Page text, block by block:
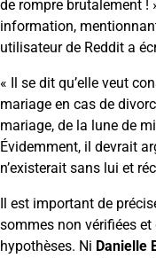
de rompre brutalement !
information,
utilisateur de Reddit a
« Il se dit qu’elle veut
mariage en cas de
mariage, de la lune de
Évidemment, il devrait
n’existerait sans lui et
Il est important de
sommes non vérifiées
hypothèses. Ni Danielle